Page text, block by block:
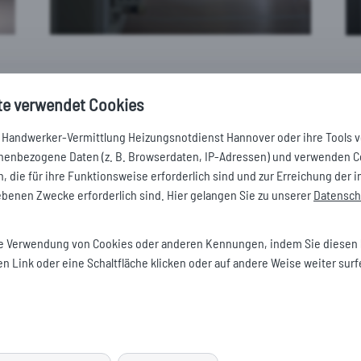
und schon funktioniert die Heizung wieder und heizt
man als Hobby- und Heimwerker die Reparatur nicht auf die leichte
ist.
Hannover und sind damit auf der sicheren Seite. Unsere Hotline hat
beim erstenAnrufan einen unserer Heizungsinstallateure in Hannover
verwendet Cookies
Vermittlung Heizungsnotdienst Hannover oder ihre Tools
Daten (z. B. Browserdaten, IP-Adressen) und verwenden
die für ihre Funktionsweise erforderlich sind und zur Erreichung der
Zwecke erforderlich sind. Hier gelangen Sie zu unserer
Verwendung von Cookies oder anderen Kennungen, indem Sie
Link oder eine Schaltfläche klicken oder auf andere Weise weiter